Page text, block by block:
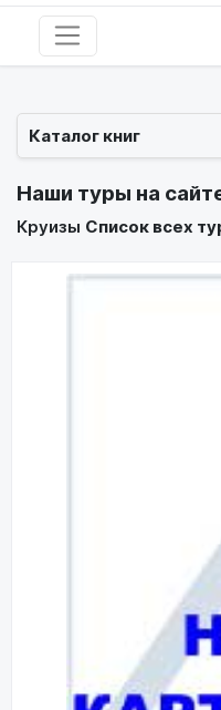
Каталог книг
Наши туры на
Круизы Список всех